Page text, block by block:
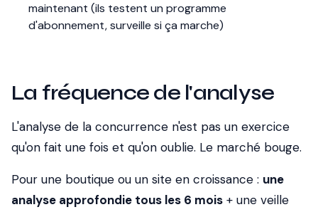
maintenant (ils testent un programme
d'abonnement, surveille si ça marche)
La fréquence de l'analyse
L'analyse de la concurrence n'est pas un exercice
qu'on fait une fois et qu'on oublie. Le marché bouge.
Pour une boutique ou un site en croissance : une
analyse approfondie tous les 6 mois + une veille